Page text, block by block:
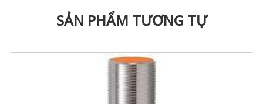
SẢN PHẨM TƯƠNG TỰ